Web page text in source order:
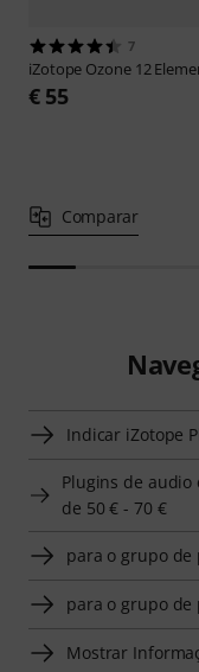
7
iZotope Ozone 12
€ 55
Comparar
Indicar iZotope
Plugins de audio
de 50 € - 70 €
para o grupo de
para o grupo de
Mostrar